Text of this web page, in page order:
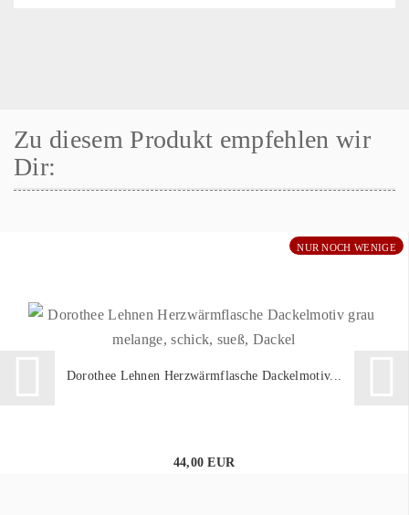
Zu diesem Produkt empfehlen wir
Dir:
NUR NOCH WENIGE
Dorothee Lehnen Herzwärmflasche Dackelmotiv...
44,00 EUR